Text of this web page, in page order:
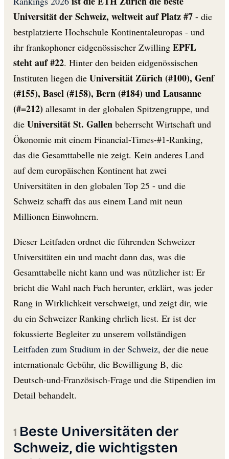
Universität der Schweiz, weltweit auf Platz #7 - die
bestplatzierte Hochschule Kontinentaleuropas - und
ihr frankophoner eidgenössischer Zwilling EPFL
steht auf #22. Hinter den beiden eidgenössischen
Instituten liegen die Universität Zürich (#100), Genf
(#155), Basel (#158), Bern (#184) und Lausanne
(#=212) allesamt in der globalen Spitzengruppe, und
die Universität St. Gallen beherrscht Wirtschaft und
Ökonomie mit einem Financial-Times-#1-Ranking,
das die Gesamttabelle nie zeigt. Kein anderes Land
auf dem europäischen Kontinent hat zwei
Universitäten in den globalen Top 25 - und die
Schweiz schafft das aus einem Land mit neun
Millionen Einwohnern.
Dieser Leitfaden ordnet die führenden Schweizer
Universitäten ein und macht dann das, was die
Gesamttabelle nicht kann und was nützlicher ist: Er
bricht die Wahl nach Fach herunter, erklärt, was jeder
Rang in Wirklichkeit verschweigt, und zeigt dir, wie
du ein Schweizer Ranking ehrlich liest. Er ist der
fokussierte Begleiter zu unserem vollständigen
Leitfaden zum Studium in der Schweiz, der die neue
internationale Gebühr, die Bewilligung B, die
Deutsch-und-Französisch-Frage und die Stipendien im
Detail behandelt.
Beste Universitäten der
Schweiz, die wichtigsten